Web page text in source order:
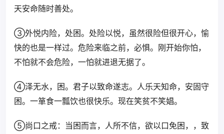
天安命随时善处。
③外悦内险，处困。处险以悦，虽然很险但很开心，愉
快的也是一样过。危险来临之前，必惧。刚开始你怕，
不怕就不会危险，一怕就进退无据了。
④泽无水，困。君子以致命遂志。人乐天知命，安固守
困。一箪食一瓢饮也很快乐。现在笑贫不笑娼。
⑤尚口之戒：当困而言，人所不信，欲以口免困，，致